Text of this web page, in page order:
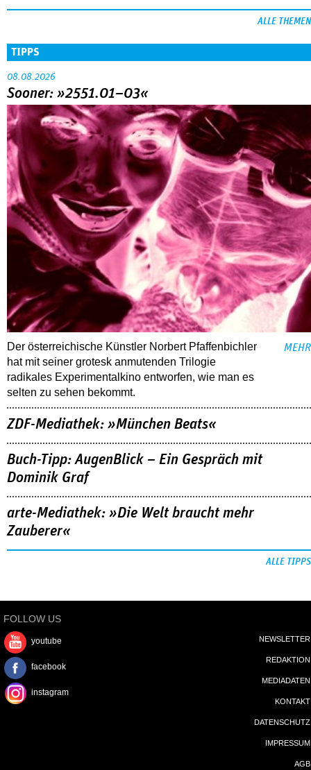
ALLE THEMEN
TIPPS
08.08.2026
Sooner: »2551.01–03«
Der österreichische Künstler Norbert Pfaffenbichler
hat mit seiner grotesk anmutenden Trilogie
radikales Experimentalkino entworfen, wie man es
selten zu sehen bekommt.
MEHR
ZDF-Mediathek: »München Beats«
Buch-Tipp: AugenBlick – Ein Gespräch mit
Dominik Graf
arte-Mediathek: »Die Welt braucht mehr
Zauberer«
ALLE TIPPS
FOLLOW US
youtube
facebook
instagram
NEWSLETTER
REDAKTION
MEDIADATEN
KONTAKT
DATENSCHUTZ
IMPRESSUM
AGB